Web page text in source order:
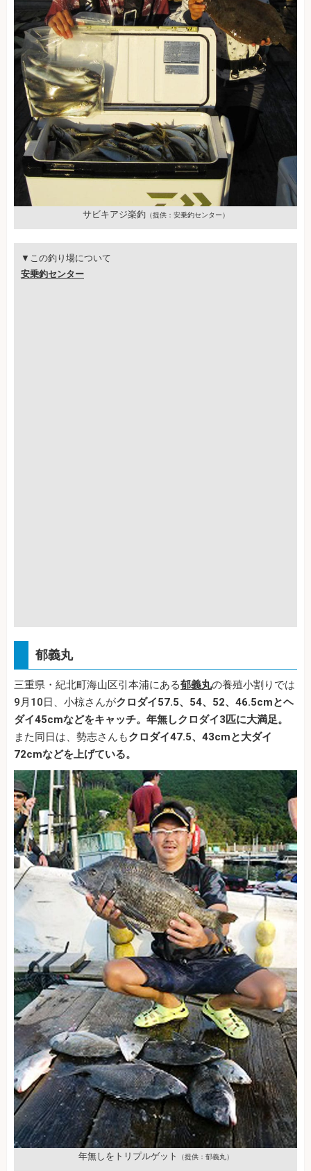
サビキアジ楽釣 （提供：安乗釣センター）
▼この釣り場について
安乗釣センター
郁義丸
三重県・紀北町海山区引本浦にある郁義丸の養殖小割りでは
9月10日、小椋さんがクロダイ57.5、54、52、46.5cmとヘ
ダイ45cmなどをキャッチ。年無しクロダイ3匹に大満足。
また同日は、勢志さんもクロダイ47.5、43cmと大ダイ
72cmなどを上げている。
年無しをトリプルゲット （提供：郁義丸）